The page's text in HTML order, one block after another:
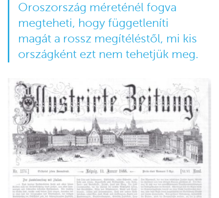
Oroszország méreténél fogva
megteheti, hogy függetleníti
magát a rossz megítéléstől, mi kis
országként ezt nem tehetjük meg.